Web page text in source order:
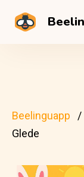
Beelinguapp
Glede